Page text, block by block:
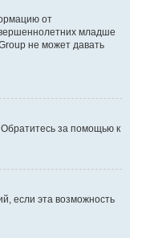
от
младше
не может давать
за помощью к
если эта возможность